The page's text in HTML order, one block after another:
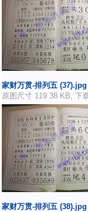
家财万贯-排列五 (37).jpg
原图尺寸 119.38 KB, 下
家财万贯-排列五 (38).jpg